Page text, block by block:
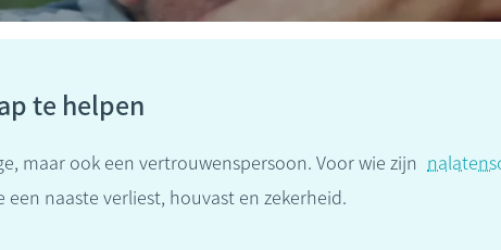
te helpen
maar ook een vertrouwenspersoon. Voor wie zijn
naaste verliest, houvast en zekerheid.